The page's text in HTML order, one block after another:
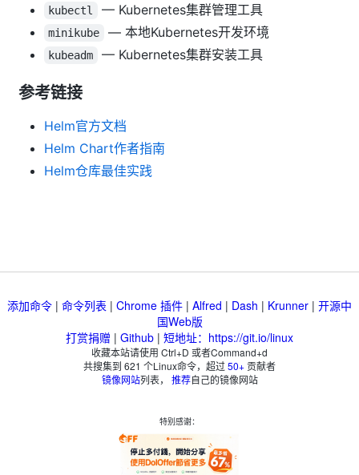
kubectl — Kubernetes集群管理工具
minikube — 本地Kubernetes开发环境
kubeadm — Kubernetes集群安装工具
参考链接
Helm官方文档
Helm Chart作者指南
Helm仓库最佳实践
添加命令 | 命令列表 | Chrome 插件 | Alfred | Dash | Krunner | 开源中
国Web版
打赏捐赠 | Github | 短地址：https://git.io/linux
收藏本站请使用 Ctrl+D 或者Command+d
共搜集到 621 个Linux命令，超过50+贡献者
镜像网站列表， 推荐自己的镜像网站
特别感谢：